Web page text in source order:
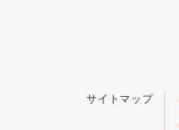
サイトマップ